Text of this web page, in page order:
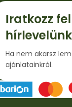
Iratkozz
Ha nem akarsz
ajánlatainkról.